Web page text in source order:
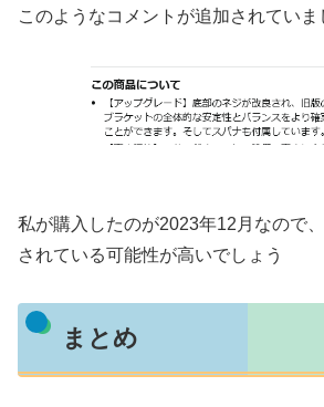
このようなコメントが追加されていま
私が購入したのが2023年12月なので
されている可能性が高いでしょう
まとめ